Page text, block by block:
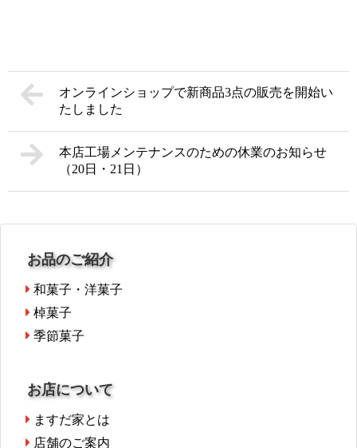
オンラインショップで新商品3点の販売を開始い
たしました
本店工場メンテナンスのための休業のお知らせ
（20日・21日）
お品のご紹介
和菓子・洋菓子
棹菓子
季節菓子
お店について
ますだ家とは
店舗のご案内